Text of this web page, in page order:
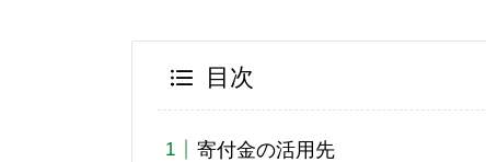
目次
寄付金の活用先